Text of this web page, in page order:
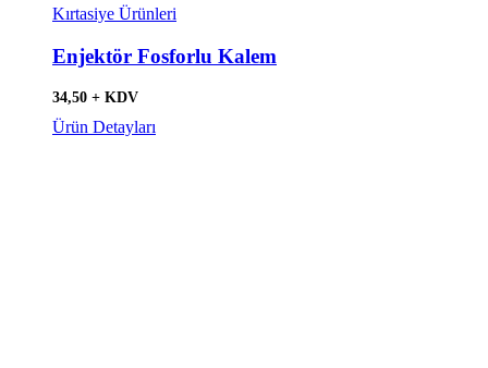
Kırtasiye Ürünleri
Enjektör Fosforlu Kalem
34,50 + KDV
Ürün Detayları